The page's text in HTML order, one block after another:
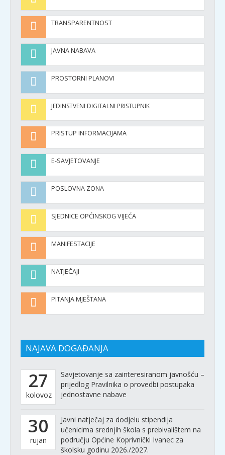
TRANSPARENTNOST
JAVNA NABAVA
PROSTORNI PLANOVI
JEDINSTVENI DIGITALNI PRISTUPNIK
PRISTUP INFORMACIJAMA
E-SAVJETOVANJE
POSLOVNA ZONA
SJEDNICE OPĆINSKOG VIJEĆA
MANIFESTACIJE
NATJEČAJI
PITANJA MJEŠTANA
NAJAVA DOGAĐANJA
27
kolovoz
Savjetovanje sa zainteresiranom javnošću –
prijedlog Pravilnika o provedbi postupaka
jednostavne nabave
30
rujan
Javni natječaj za dodjelu stipendija
učenicima srednjih škola s prebivalištem na
području Općine Koprivnički Ivanec za
školsku godinu 2026./2027.